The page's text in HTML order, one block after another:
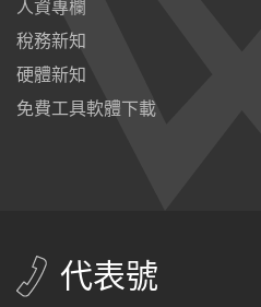
人資專欄
稅務新知
硬體新知
免費工具軟體下載
代表號